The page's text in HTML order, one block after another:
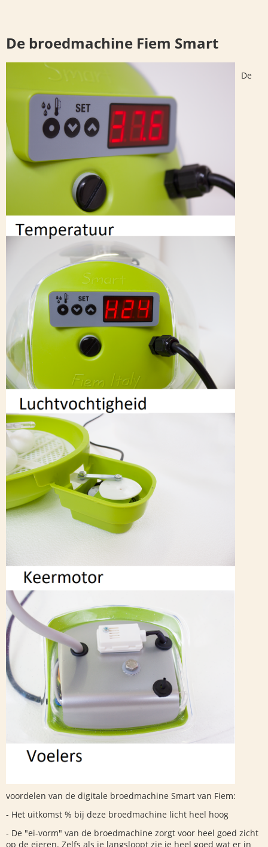
De broedmachine Fiem Smart
De
voordelen van de digitale broedmachine Smart van Fiem:
- Het uitkomst % bij deze broedmachine licht heel hoog
- De "ei-vorm" van de broedmachine zorgt voor heel goed zicht
op de eieren. Zelfs als je langsloopt zie je heel goed wat er in